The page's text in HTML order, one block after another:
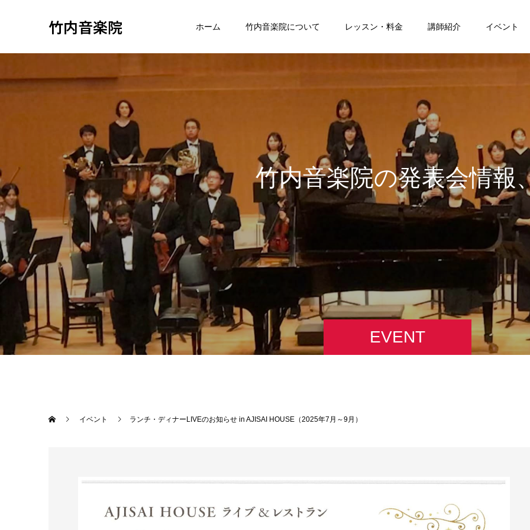
竹内音楽院 ホーム 竹内音楽院について レッスン・料金 講師紹介 イベント
EVENT
竹内 音楽院 の発表会 情報
学院講 師・関係
イベント ランチ・ディナーLIVEのお知らせ in AJISAI HOUSE（2025年7月～9月）